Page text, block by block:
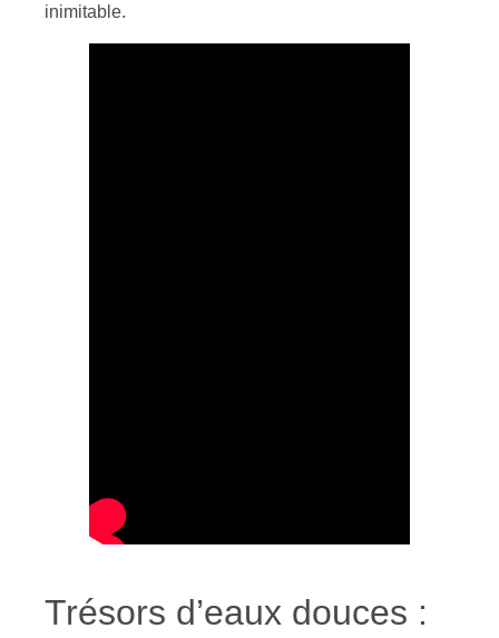
inimitable.
Trésors d’eaux douces :